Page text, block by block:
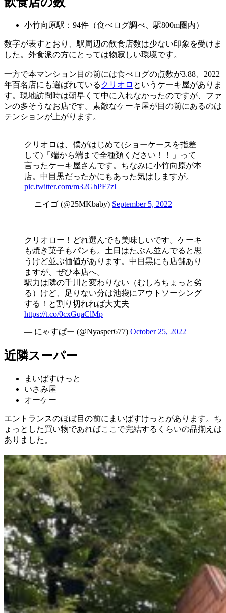
小竹向原駅：94件（食べログ調べ、駅800m圏内）
数字が表すとおり、駅周辺の飲食店数は少ない印象を受けま
した。外食派の方にとっては物寂しい環境です。
一方で本マンション目の前には食べログの点数が3.88、2022
年百名店にも選ばれている クリオロ というケーキ屋がありま
す。現地訪問時は朝早くて中に入れなかったのですが、ファ
ンの多そうなお店です。素敵なケーキ屋が目の前にあるのは
テンションが上がります。
クリオロは、僕がはじめて(ショーケースを指差
して)「端から端まで全種類ください！！」って
言ったケーキ屋さんです。ちなみに小竹向原が本
店。中目黒だったかにもあった気はしますが。
pic.twitter.com/m32GhPF7zl
— ニイゴ (@25MKbaby) September 5, 2022
クリオロー！どれ選んでも美味しいです。ケーキ
も焼き菓子もパンも。土日はたぶん並んでると思
うけど並ぶ価値があります。中目黒にも店舗あり
ますが、ぜひ本店へ。
駅力は隣の千川と変わりない（むしろちょっと劣
る）けど、足りない分は池袋にアウトソーシング
する！と割り切れれば大丈夫
https://t.co/0cxGqaClMp
— にゃすぱー (@Nyasper677) October 25, 2022
近隣スーパー
まいばすけっと
いさみ屋
オーケー
エントランスのほぼ目の前にまいばすけっとがあります。ち
ょっとした買い物であればここで完結するくらいの品揃えは
ありました。